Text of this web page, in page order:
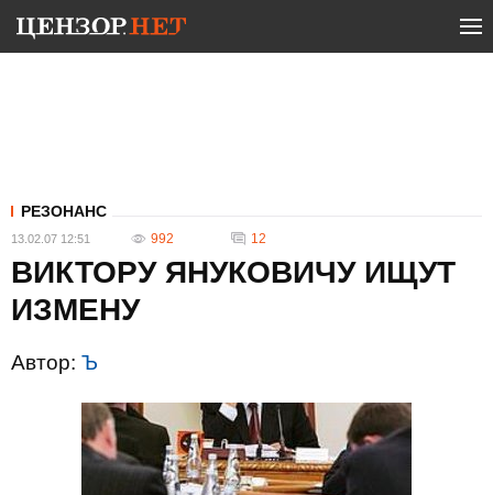
РЕЗОНАНС
13.02.07 12:51 992 12
ВИКТОРУ ЯНУКОВИЧУ ИЩУТ
ИЗМЕНУ
Автор: Ъ